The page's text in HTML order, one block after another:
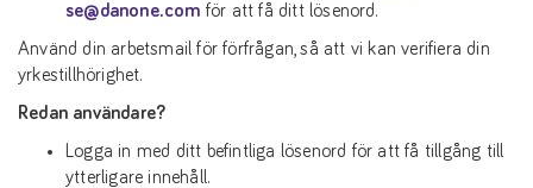
se@danone.com för att få ditt lösenord.
Använd din arbetsmail för förfrågan, så att vi kan verifiera din
yrkestillhörighet.
Redan användare?
Logga in med ditt befintliga lösenord för att få tillgång till
ytterligare innehåll.